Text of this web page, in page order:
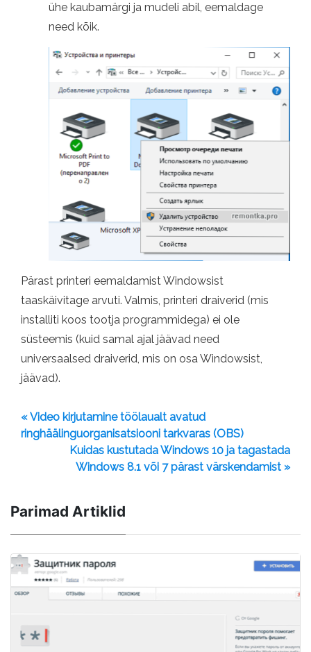
ühe kaubamärgi ja mudeli abil, eemaldage
need kõik.
Pärast printeri eemaldamist Windowsist
taaskäivitage arvuti. Valmis, printeri draiverid (mis
installiti koos tootja programmidega) ei ole
süsteemis (kuid samal ajal jäävad need
universaalsed draiverid, mis on osa Windowsist,
jäävad).
« Video kirjutamine töölaualt avatud
ringhäälinguorganisatsiooni tarkvaras (OBS)
Kuidas kustutada Windows 10 ja tagastada
Windows 8.1 või 7 pärast värskendamist »
Parimad Artiklid